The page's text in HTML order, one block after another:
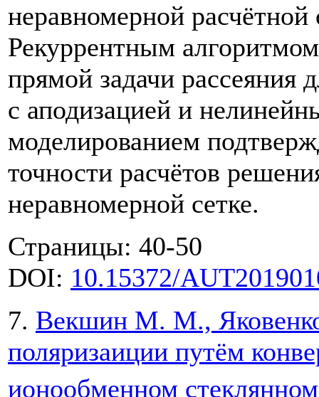
неравномерной расчётной
Рекуррентным
прямой задачи рассеяния
с аподизацией и
моделированием
точности расчётов
неравномерной сетке.
Страницы: 40-50
DOI: 10.15372/
7. Векшин М. М.,
поляризаиции путём
ионообменном